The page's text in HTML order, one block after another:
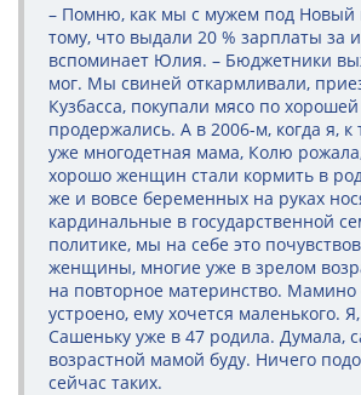
– Помню, как мы с мужем под Новый
тому, что выдали 20 % зарплаты за
вспоминает Юлия. – Бюджетники
мог. Мы свиней откармливали,
Кузбасса, покупали мясо по
продержались. А в 2006-м, когда я,
уже многодетная мама, Колю
хорошо женщин стали кормить в
же и вовсе беременных на руках
кардинальные в государственной
политике, мы на себе это
женщины, многие уже в зрелом
на повторное материнство. Мамино
устроено, ему хочется маленького.
Сашеньку уже в 47 родила. Думала,
возрастной мамой буду. Ничего
сейчас таких.